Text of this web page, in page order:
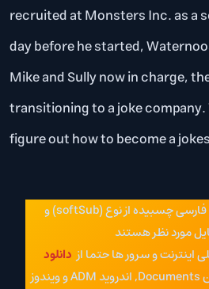
recruited at Monsters Inc. as a
day before he started,
Mike and Sully now in charge,
transitioning to a joke
figure out how to become a
تمامی فایل های زیرنویس فارسی چسبیده از نوع (softSub) و
مورد نظر هستند
و سرور ها حتما ازدانلود
استفاده کنید: آیفون Documents, اندروید ADM و ویندوز